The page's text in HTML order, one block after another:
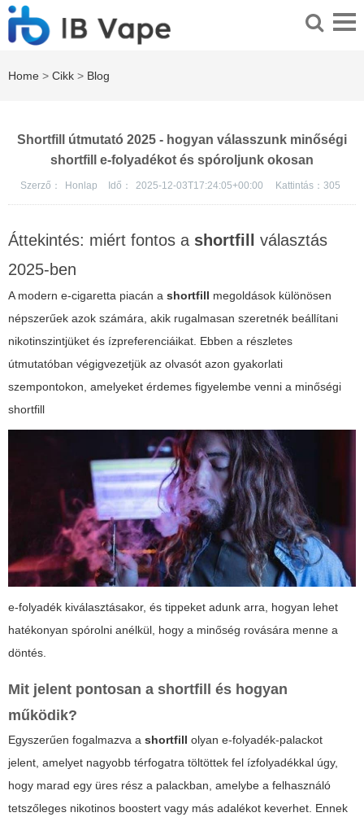
Home > Cikk > Blog
Shortfill útmutató 2025 - hogyan válasszunk minőségi
shortfill e-folyadékot és spóroljunk okosan
Szerző： Honlap Idő： 2025-12-03T17:24:05+00:00 Kattintás： 305
Áttekintés: miért fontos a shortfill
választás
2025-ben
A modern e-cigaretta piacán a shortfill megoldások különösen
népszerűek azok számára, akik rugalmasan szeretnék beállítani
nikotinszintjüket és ízpreferenciáikat. Ebben a részletes
útmutatóban végigvezetjük az olvasót azon gyakorlati
szempontokon, amelyeket érdemes figyelembe venni a minőségi
shortfill
e-folyadék kiválasztásakor, és tippeket adunk arra, hogyan lehet
hatékonyan spórolni anélkül, hogy a minőség rovására menne a
döntés.
Mit jelent pontosan a shortfill és hogyan
működik?
Egyszerűen fogalmazva a shortfill olyan e-folyadék-palackot
jelent, amelyet nagyobb térfogatra töltöttek fel ízfolyadékkal úgy,
hogy marad egy üres rész a palackban, amelybe a felhasználó
tetszőleges nikotinos boostert vagy más adalékot keverhet. Ennek